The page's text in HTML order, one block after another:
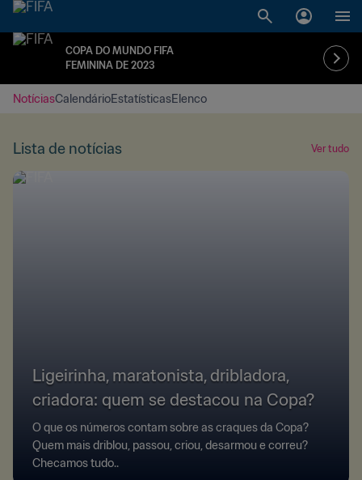
COPA DO MUNDO FIFA
FEMININA DE 2023
NotíciasCalendárioEstatísticasElenco
Lista de notícias Ver tudo
Ligeirinha, maratonista, dribladora,
criadora: quem se destacou na Copa?
O que os números contam sobre as craques da Copa?
Quem mais driblou, passou, criou, desarmou e correu?
Checamos tudo..